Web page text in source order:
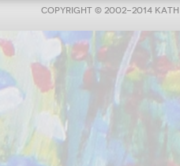
COPYRIGHT © 2002-2014 KATH